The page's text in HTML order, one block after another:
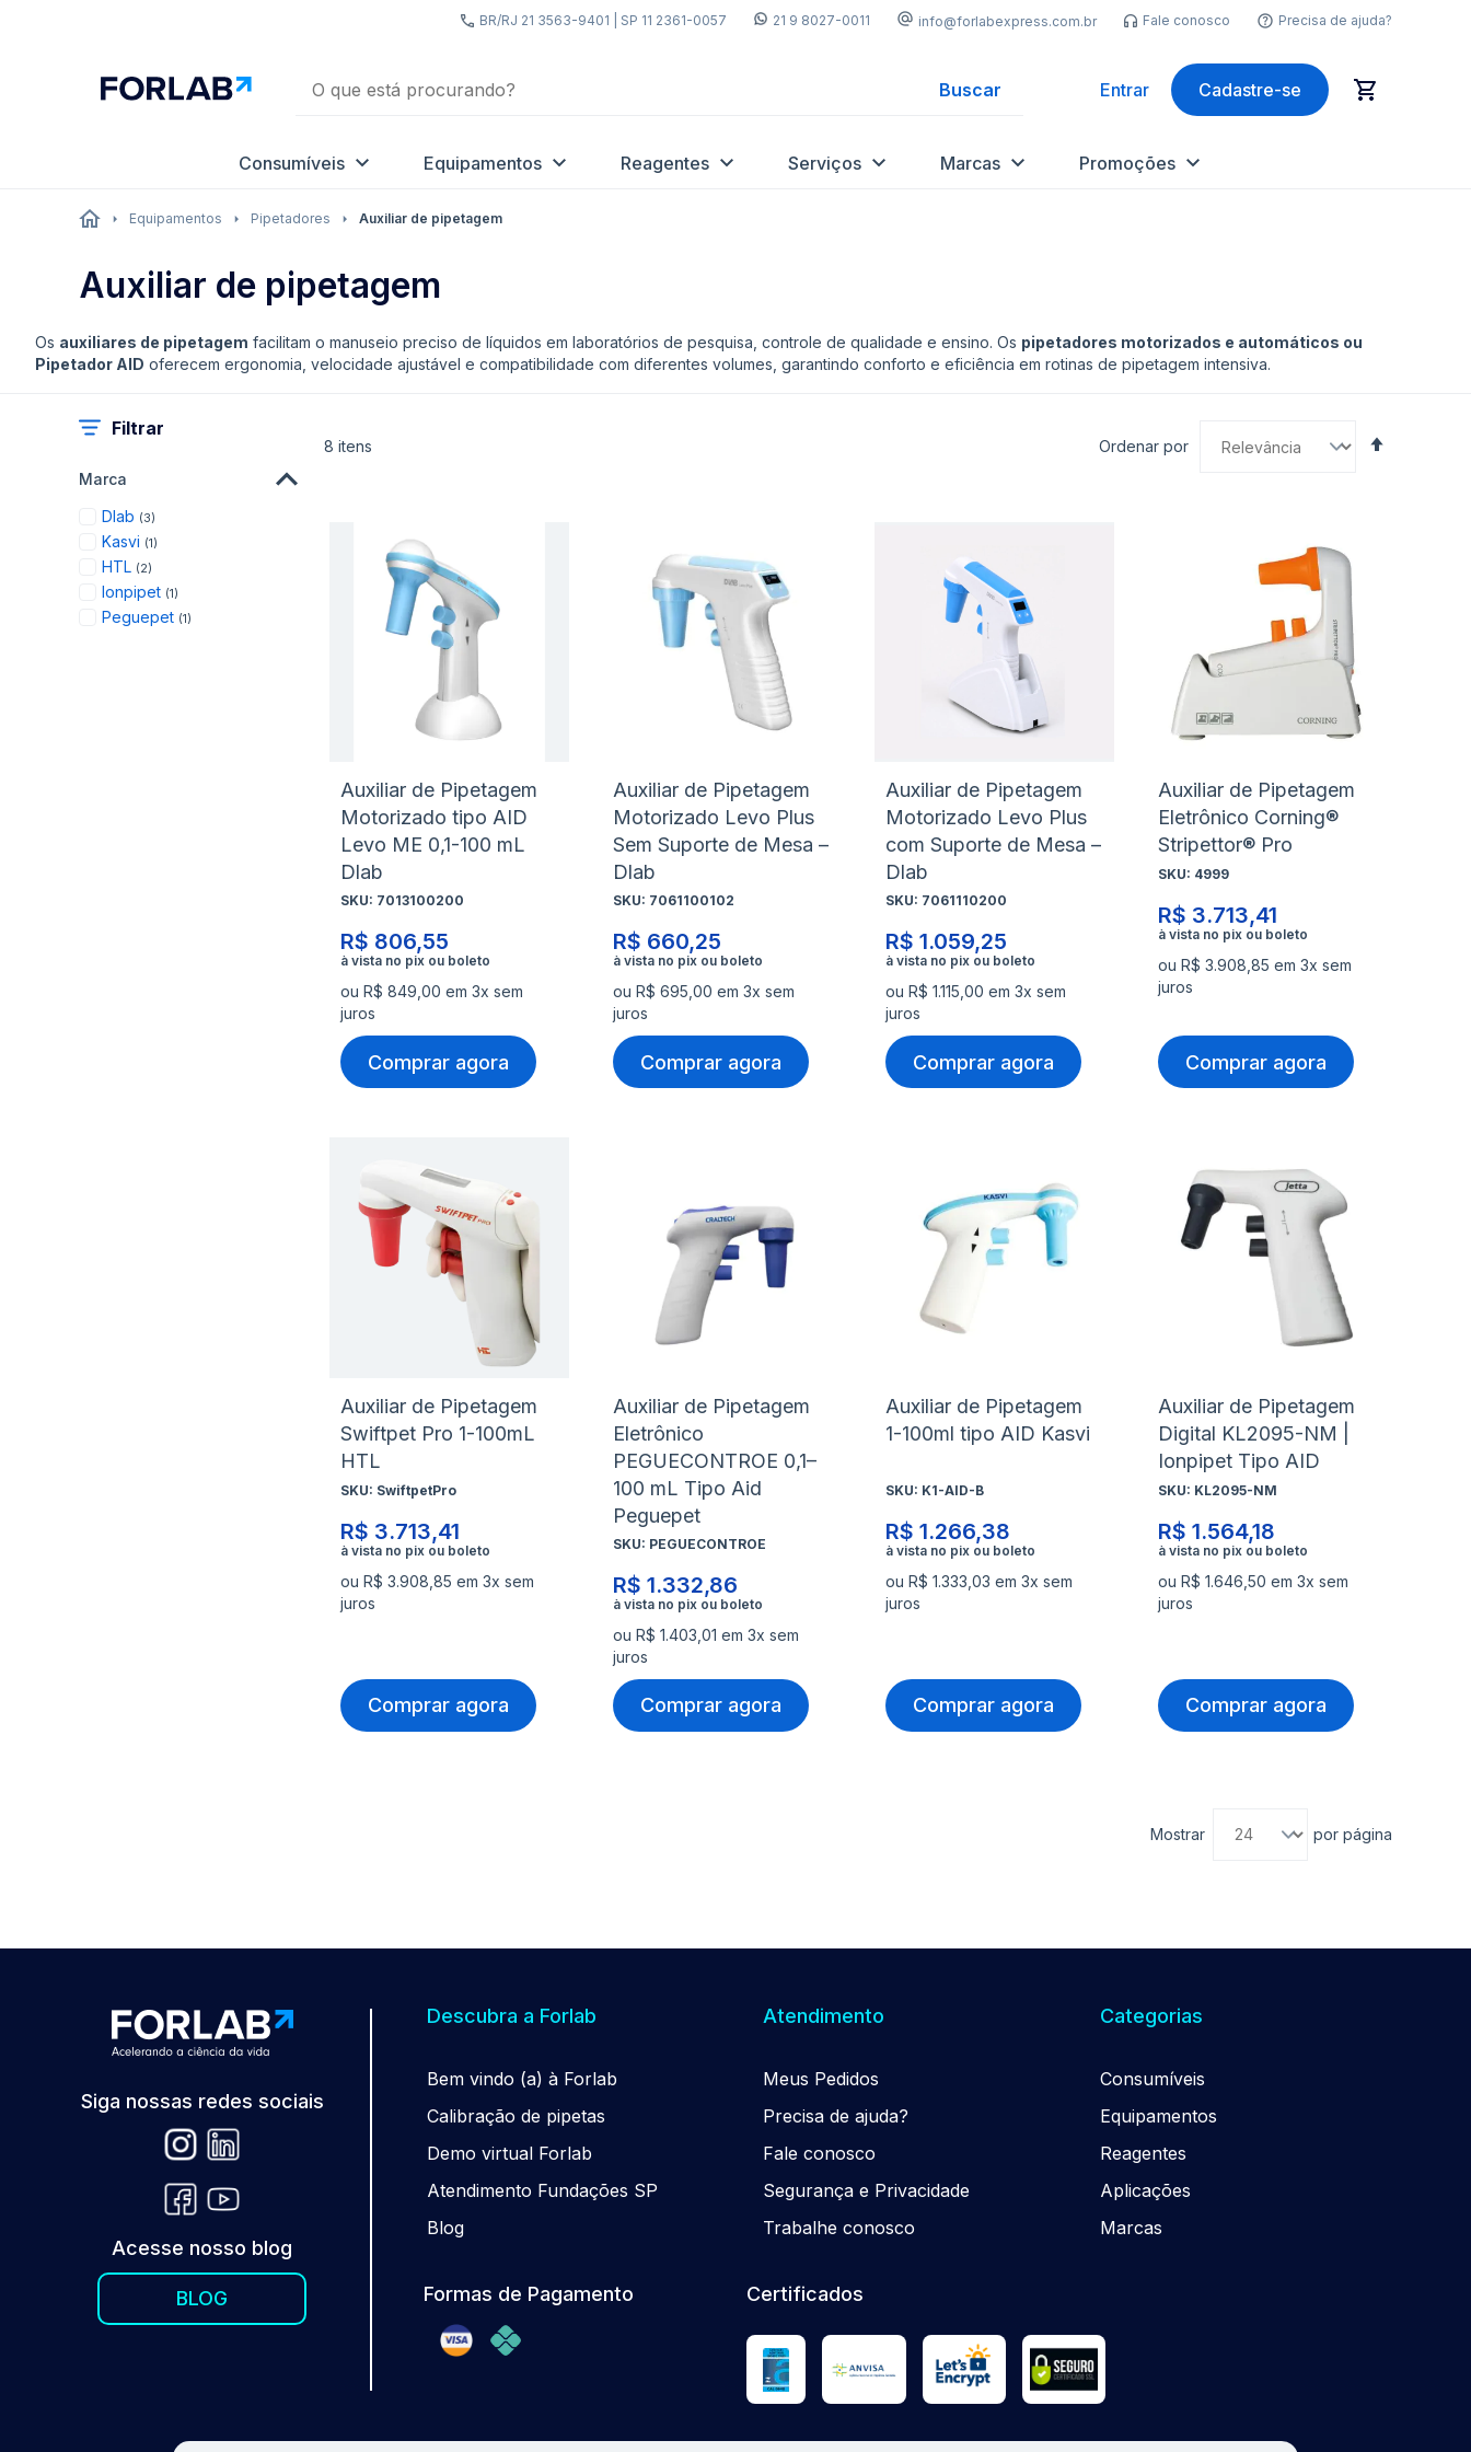
BR/RJ 21 3563-9401 | SP 11 2361-0057 21 9 8027-0011 info@forlabexpress.com.br Fale conosco Precisa de ajuda?
Buscar Entrar Cadastre-se
Consumíveis Equipamentos Reagentes Serviços Marcas Promoções
Equipamentos Pipetadores Auxiliar de pipetagem
Auxiliar de pipetagem
Os auxiliares de pipetagem facilitam o manuseio preciso de líquidos em laboratórios de pesquisa, controle de qualidade e ensino. Os pipetadores motorizados e automáticos ou
Pipetador AID oferecem ergonomia, velocidade ajustável e compatibilidade com diferentes volumes, garantindo conforto e eficiência em rotinas de pipetagem intensiva.
8 itens Ordenar por
Auxiliar de Pipetagem
Motorizado tipo AID
Levo ME 0,1-100 mL
Dlab
SKU: 7013100200
R$ 806,55
ou R$ 849,00 em 3x sem
juros
Comprar agora
Adicionar
lista
Adicionar
para
Comparar
Auxiliar de Pipetagem
Motorizado Levo Plus
Sem Suporte de Mesa –
Dlab
SKU: 7061100102
R$ 660,25
ou R$ 695,00 em 3x sem
juros
Comprar agora
Adicionar
desejos
Adicionar
Comparar
Auxiliar de Pipetagem
Motorizado Levo Plus
com Suporte de Mesa –
Dlab
SKU: 7061110200
R$ 1.059,25
ou R$ 1.115,00 em 3x sem
juros
Comprar agora
Adicionar
de
desejos
Adicionar
para
Comparar
Auxiliar de Pipetagem
Eletrônico Corning®
Stripettor® Pro
SKU: 4999
R$ 3.713,41
ou R$ 3.908,85 em 3x sem
juros
Comprar agora
Auxiliar de Pipetagem
Swiftpet Pro 1-100mL
HTL
SKU: SwiftpetPro
R$ 3.713,41
ou R$ 3.908,85 em 3x sem
juros
Comprar agora
desejos
Adicionar
para
Comparar
Auxiliar de Pipetagem
Eletrônico
PEGUECONTROE 0,1–
100 mL Tipo Aid
Peguepet
SKU: PEGUECONTROE
R$ 1.332,86
ou R$ 1.403,01 em 3x sem
juros
Comprar agora
lista
desejos
Adicionar
para
Comparar
Auxiliar de Pipetagem
1-100ml tipo AID Kasvi
SKU: K1-AID-B
R$ 1.266,38
ou R$ 1.333,03 em 3x sem
juros
Comprar agora
Adicionar
lista
Adicionar
Comparar
Auxiliar de Pipetagem
Digital KL2095-NM |
Ionpipet Tipo AID
SKU: KL2095-NM
R$ 1.564,18
ou R$ 1.646,50 em 3x sem
juros
Comprar agora
Mostrar por página
Filtrar
Marca
Dlab 3items
Kasvi 1item
HTL 2items
Ionpipet 1item
Peguepet 1item
Siga nossas redes sociais
Acesse nosso blog
BLOG
Descubra a Forlab
Bem vindo (a) à Forlab
Calibração de pipetas
Demo virtual Forlab
Atendimento Fundações SP
Blog
Atendimento
Meus Pedidos
Precisa de ajuda?
Fale conosco
Segurança e Privacidade
Trabalhe conosco
Categorias
Consumíveis
Equipamentos
Reagentes
Aplicações
Marcas
Formas de Pagamento Certificados